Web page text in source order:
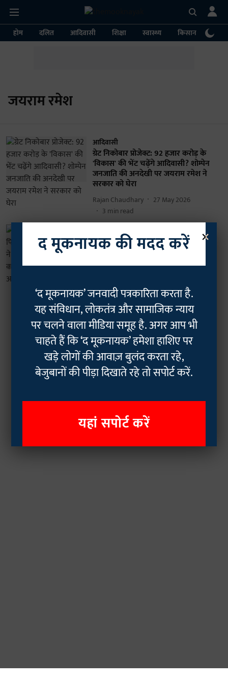
होम दलित आदिवासी शिक्षा स्वास्थ्य किसान
जयराम रमेश
आदिवासी
ग्रेट निकोबार प्रोजेक्ट: 92 हजार करोड़ के
'विकास' की भेंट चढ़ेंगे आदिवासी? शोम्पेन
जनजाति की अनदेखी पर जयराम रमेश ने
सरकार को घेरा
Rajan Chaudhary
27 May 2026
3 min read
ग्रेट निकोबार प्रोजेक्ट पर फिर घमासान,
जयराम रमेश ने सरकार पर साधा निशाना,
3min read
×
द मूकनायक की मदद करें
‘द मूकनायक’ जनवादी पत्रकारिता करता है.
यह संविधान, लोकतंत्र और सामाजिक न्याय
पर चलने वाला मीडिया समूह है. अगर आप भी
चाहते हैं कि ‘द मूकनायक’ हमेशा हाशिए पर
खड़े लोगों की आवाज़ बुलंद करता रहे,
बेजुबानों की पीड़ा दिखाते रहे तो सपोर्ट करें.
यहां सपोर्ट करें